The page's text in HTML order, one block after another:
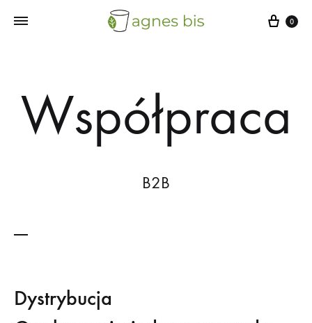
Cart
0
Współpraca
B2B
Dystrybucja